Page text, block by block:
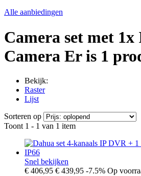
Alle aanbiedingen
Camera set met 1x
Camera Er is 1
Bekijk:
Raster
Lijst
Sorteren op
Toont 1 - 1 van 1 item
Snel bekijken
€ 406,95 € 439,95 -7.5% Op